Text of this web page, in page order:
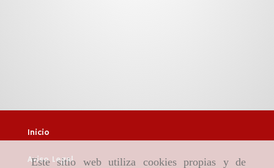
Este sitio web utiliza cookies propias y de
Inicio
Aviso Legal